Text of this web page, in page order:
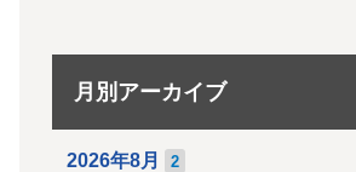
月別アーカイブ
2026年8月 2